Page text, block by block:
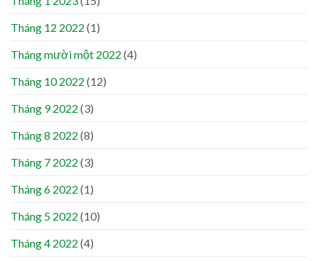
Tháng 12 2022 (1)
Tháng mười một 2022 (4)
Tháng 10 2022 (12)
Tháng 9 2022 (3)
Tháng 8 2022 (8)
Tháng 7 2022 (3)
Tháng 6 2022 (1)
Tháng 5 2022 (10)
Tháng 4 2022 (4)